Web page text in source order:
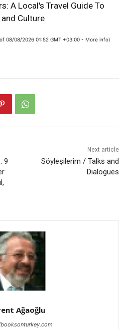
A Local's Travel Guide To
Culture
08/08/2026 01:52 GMT +03:00 - More info)
9
Next article
Söyleşilerim / Talks and
Dialogues
Ağaoğlu